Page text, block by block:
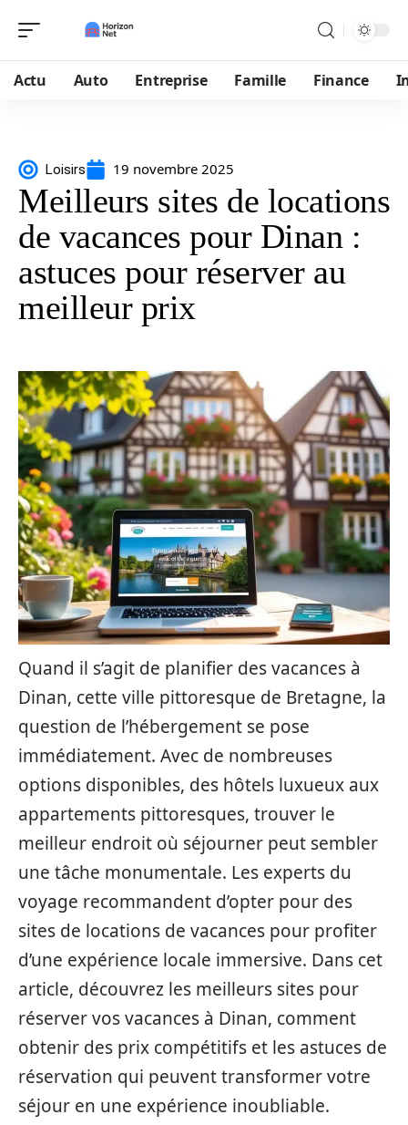
Actu Auto Entreprise Famille Finance
Loisirs 19 novembre 2025
Meilleurs sites de locations
de vacances pour Dinan :
astuces pour réserver au
meilleur prix
Quand il s’agit de planifier des vacances à
Dinan, cette ville pittoresque de Bretagne, la
question de l’hébergement se pose
immédiatement. Avec de nombreuses
options disponibles, des hôtels luxueux aux
appartements pittoresques, trouver le
meilleur endroit où séjourner peut sembler
une tâche monumentale. Les experts du
voyage recommandent d’opter pour des
sites de locations de vacances pour profiter
d’une expérience locale immersive. Dans cet
article, découvrez les meilleurs sites pour
réserver vos vacances à Dinan, comment
obtenir des prix compétitifs et les astuces de
réservation qui peuvent transformer votre
séjour en une expérience inoubliable.